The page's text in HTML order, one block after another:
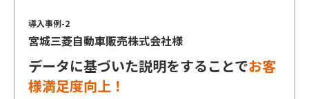
導入事例-2
宮城三菱自動車販売株式会社様
データに基づいた説明をすることでお客
様満足度向上！